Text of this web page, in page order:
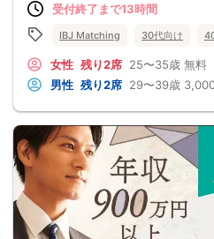
受付終了まで13時間
IBJ Matching 30代向け
女性 残り2席 25〜35歳 無料
男性 残り2席 29〜39歳